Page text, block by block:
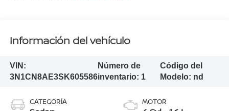
Información del vehículo
VIN:
3N1CN8AE3SK605586
Número de
inventario: 1
Código del
Modelo: nd
CATEGORÍA MOTOR